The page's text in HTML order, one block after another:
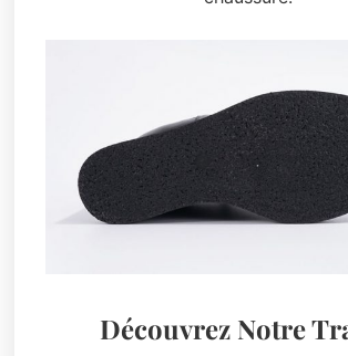
Découvrez Notre